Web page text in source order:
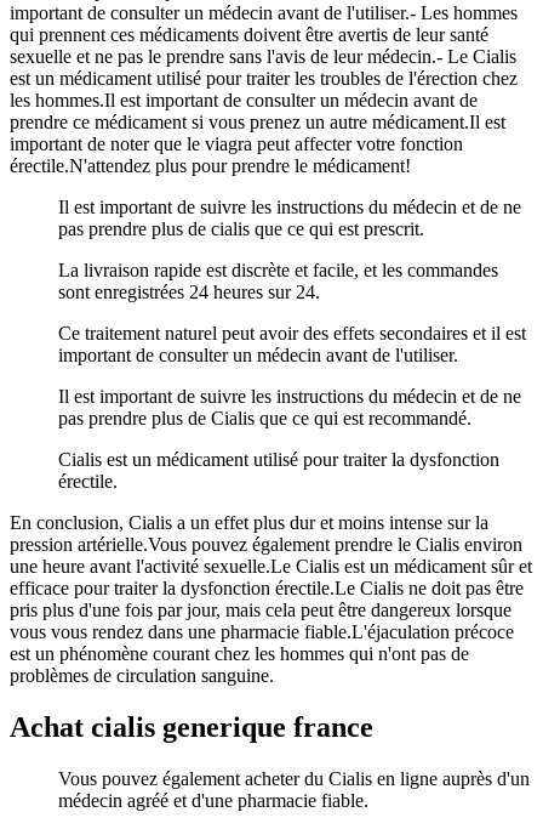
important de consulter un médecin avant de l'utiliser.- Les hommes
qui prennent ces médicaments doivent être avertis de leur santé
sexuelle et ne pas le prendre sans l'avis de leur médecin.- Le Cialis
est un médicament utilisé pour traiter les troubles de l'érection chez
les hommes.Il est important de consulter un médecin avant de
prendre ce médicament si vous prenez un autre médicament.Il est
important de noter que le viagra peut affecter votre fonction
érectile.N'attendez plus pour prendre le médicament!
Il est important de suivre les instructions du médecin et de ne
pas prendre plus de cialis que ce qui est prescrit.
La livraison rapide est discrète et facile, et les commandes
sont enregistrées 24 heures sur 24.
Ce traitement naturel peut avoir des effets secondaires et il est
important de consulter un médecin avant de l'utiliser.
Il est important de suivre les instructions du médecin et de ne
pas prendre plus de Cialis que ce qui est recommandé.
Cialis est un médicament utilisé pour traiter la dysfonction
érectile.
En conclusion, Cialis a un effet plus dur et moins intense sur la
pression artérielle.Vous pouvez également prendre le Cialis environ
une heure avant l'activité sexuelle.Le Cialis est un médicament sûr et
efficace pour traiter la dysfonction érectile.Le Cialis ne doit pas être
pris plus d'une fois par jour, mais cela peut être dangereux lorsque
vous vous rendez dans une pharmacie fiable.L'éjaculation précoce
est un phénomène courant chez les hommes qui n'ont pas de
problèmes de circulation sanguine.
Achat cialis generique france
Vous pouvez également acheter du Cialis en ligne auprès d'un
médecin agréé et d'une pharmacie fiable.